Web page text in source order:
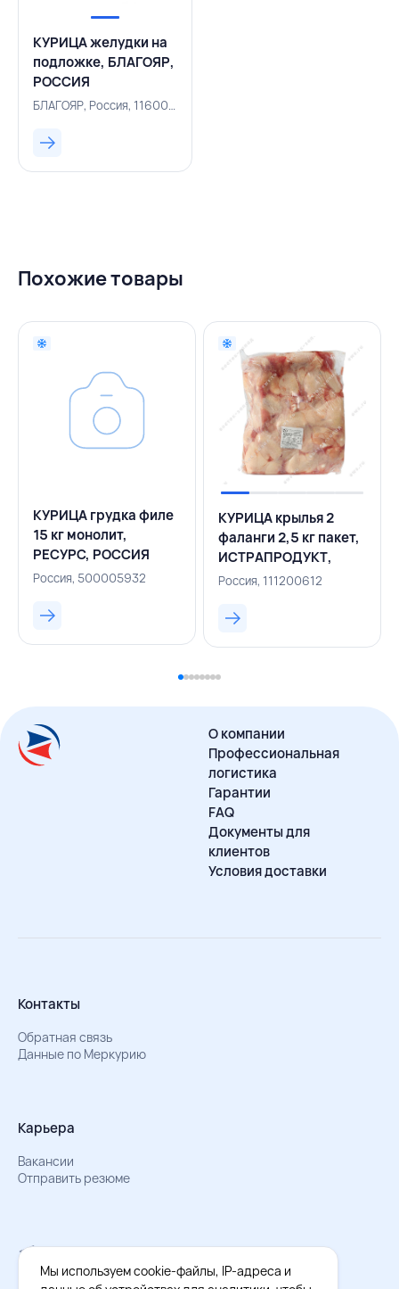
КУРИЦА желудки на
подложке, БЛАГОЯР,
РОССИЯ
БЛАГОЯР, Россия, 116000327
Похожие товары
КУРИЦА грудка филе
15 кг монолит,
РЕСУРС, РОССИЯ
Россия, 500005932
КУРИЦА крылья 2
фаланги 2,5 кг пакет,
ИСТРАПРОДУКТ,
РОССИЯ
Россия, 111200612
О компании
Профессиональная
логистика
Гарантии
FAQ
Документы для
клиентов
Условия доставки
Контакты
Обратная связь
Данные по Меркурию
Карьера
Вакансии
Отправить резюме
Мы в Телеграм
Документы об обработке персональных данных
Охрана труда – результаты СОУТ
Мы используем cookie-файлы, IP-адреса и